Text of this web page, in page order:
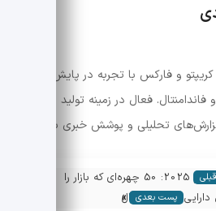
و فارکس با تجربه در پایش
فعال در زمینه تولید
تحلیلی و پوشش خبری بازار.
مؤثران کریپتو 2025: 50 چهره‌ای که بازار را
دارایی های دیجیتال
پست بعدی »